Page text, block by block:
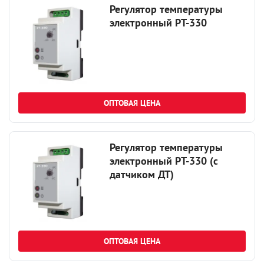
Регулятор температуры
электронный РТ-330
ОПТОВАЯ ЦЕНА
Регулятор температуры
электронный РТ-330 (с
датчиком ДТ)
ОПТОВАЯ ЦЕНА